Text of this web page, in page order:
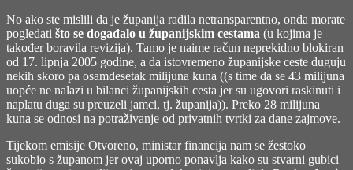
No ako ste mislili da je županija radila netransparentno, onda morate
pogledati što se događalo u županijskim cestama (u kojima je
također boravila revizija). Tamo je naime račun neprekidno blokiran
od 17. lipnja 2005 godine, a da istovremeno županijske ceste duguju
nekih skoro pa osamdesetak milijuna kuna ((s time da se 43 milijuna
uopće ne nalazi u bilanci županijskih cesta jer su ugovori raskinuti i
naplatu duga su preuzeli jamci, tj. županija)). Preko 28 milijuna
kuna se odnosi na potraživanje od privatnih tvrtki za dane zajmove.
Tijekom emisije Otvoreno, ministar financija nam se žestoko
sukobio s županom jer ovaj uporno ponavlja kako su stvarni gubici